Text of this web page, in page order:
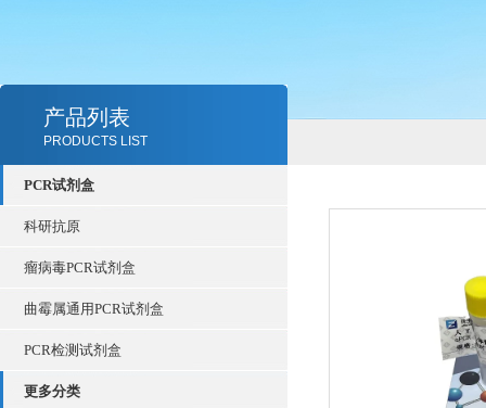
产品列表
PRODUCTS LIST
PCR试剂盒
科研抗原
瘤病毒PCR试剂盒
曲霉属通用PCR试剂盒
PCR检测试剂盒
更多分类